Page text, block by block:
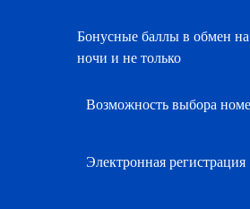
Бонусные баллы в обмен
ночи и не только
Возможность выбора
Электронная регистрация